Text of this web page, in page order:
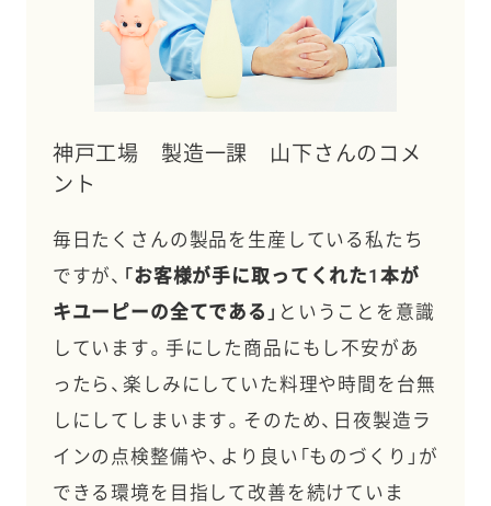
神戸工場 製造一課 山下さんのコメ
ント
毎日たくさんの製品を生産している私たち
ですが、 「お客様が手に取ってくれた1本が
キユーピーの全てである」 ということを意識
しています。手にした商品にもし不安があ
ったら、楽しみにしていた料理や時間を台無
しにしてしまいます。そのため、日夜製造ラ
インの点検整備や、より良い「ものづくり」が
できる環境を目指して改善を続けていま